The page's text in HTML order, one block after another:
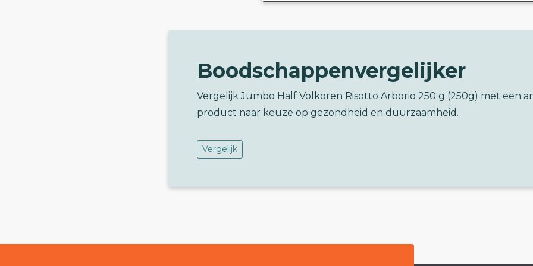
Boodschappenvergelijker
Vergelijk Jumbo Half Volkoren Risotto Arborio 250 g (250g) met een
product naar keuze op gezondheid en duurzaamheid.
Vergelijk